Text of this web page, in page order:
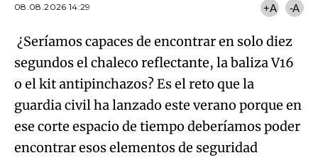
08.08.2026 14:29
+A -A
¿Seríamos capaces de encontrar en solo diez
segundos el chaleco reflectante, la baliza V16
o el kit antipinchazos? Es el reto que la
guardia civil ha lanzado este verano porque en
ese corte espacio de tiempo deberíamos poder
encontrar esos elementos de seguridad